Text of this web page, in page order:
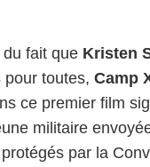
fait que Kristen
pour toutes, Camp
ce premier film
militaire
par la